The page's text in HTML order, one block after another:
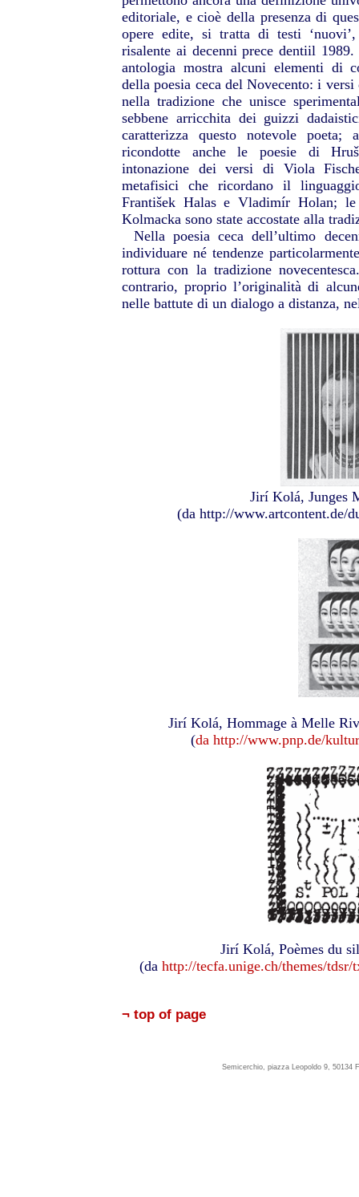
editoriale, e cioè della presenza di
opere edite, si tratta di testi
risalente ai decenni prece dentiil
antologia mostra alcuni elementi di
della poesia ceca del Novecento: i
nella tradizione che unisce
sebbene arricchita dei guizzi
caratterizza questo notevole poeta;
ricondotte anche le poesie di
intonazione dei versi di Viola
metafisici che ricordano il
František Halas e Vladimír Holan;
Kolmacka sono state accostate alla
Nella poesia ceca dell’ultimo
individuare né tendenze
rottura con la tradizione
contrario, proprio l’originalità di
nelle battute di un dialogo a distanza,
Jirí Kolá, Junges
(da http://www.artcontent.de/
Jirí Kolá, Hommage à Melle
(da http://www.pnp.de/
Jirí Kolá, Poèmes du
(da http://tecfa.unige.ch/themes/
¬ top of page
Semicerchio, piazza Leopoldo 9, 50134